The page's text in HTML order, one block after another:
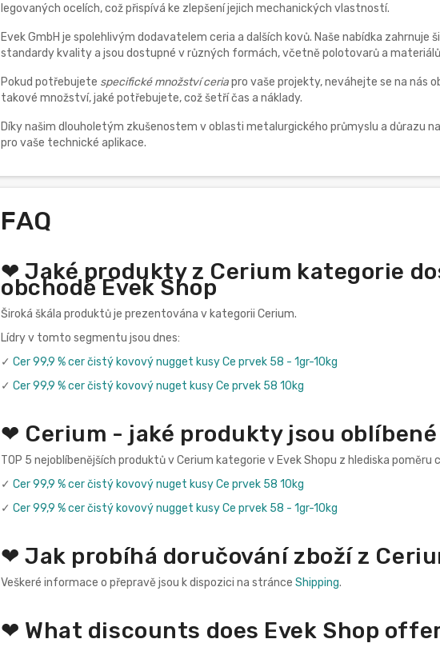
legovaných ocelích, což přispívá ke zlepšení jejich mechanických vlastností.
Evek GmbH je spolehlivým dodavatelem ceria a dalších kovů. Naše nabídka
standardy kvality a jsou dostupné v různých formách, včetně polotovarů a
Pokud potřebujete specifické množství ceriapro vaše projekty, neváhejte se na nás
takové množství, jaké potřebujete, což šetří čas a náklady.
Díky našim dlouholetým zkušenostem v oblasti metalurgického průmyslu a důrazu
pro vaše technické aplikace.
FAQ
❤ Jaké produkty z Cerium kategorie
obchodě Evek Shop
Široká škála produktů je prezentována v kategorii Cerium.
Lídry v tomto segmentu jsou dnes:
✓ Cer 99,9 % cer čistý kovový nugget kusy Ce prvek 58 - 1gr-10kg
✓ Cer 99,9 % cer čistý kovový nuget kusy Ce prvek 58 10kg
❤ Cerium - jaké produkty jsou oblíbené
TOP 5 nejoblíbenějších produktů v Cerium kategorie v Evek Shopu z hlediska poměru
✓ Cer 99,9 % cer čistý kovový nuget kusy Ce prvek 58 10kg
✓ Cer 99,9 % cer čistý kovový nugget kusy Ce prvek 58 - 1gr-10kg
❤ Jak probíhá doručování zboží z
Veškeré informace o přepravě jsou k dispozici na stránce Shipping.
❤ What discounts does Evek Shop